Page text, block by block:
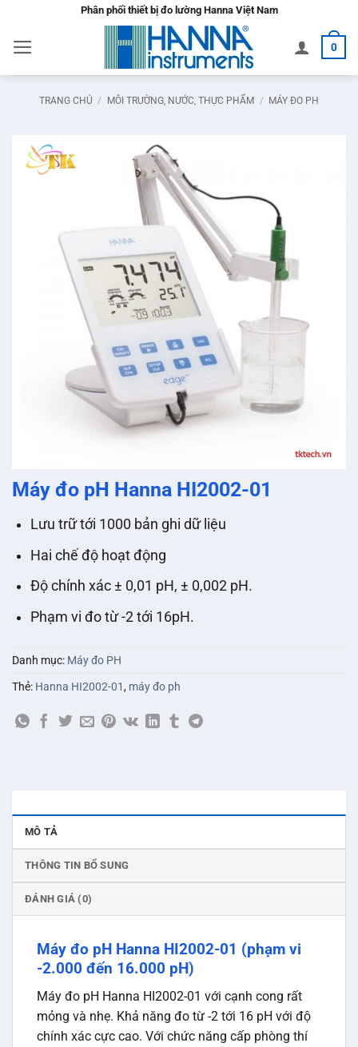
nội
dung
Phân phối thiết bị đo lường Hanna Việt Nam
0
TRANG CHỦ / MÔI TRƯỜNG, NƯỚC, THỰC PHẨM / MÁY ĐO PH
Máy đo pH Hanna HI2002-01
Lưu trữ tới 1000 bản ghi dữ liệu
Hai chế độ hoạt động
Độ chính xác ± 0,01 pH, ± 0,002 pH.
Phạm vi đo từ -2 tới 16pH.
Danh mục: Máy đo PH
Thẻ: Hanna HI2002-01, máy đo ph
MÔ TẢ
THÔNG TIN BỔ SUNG
ĐÁNH GIÁ (0)
Máy đo pH Hanna HI2002-01 (phạm vi
-2.000 đến 16.000 pH)
Máy đo pH Hanna HI2002-01 với cạnh cong rất
mỏng và nhẹ. Khả năng đo từ -2 tới 16 pH với độ
chính xác cực cao. Với chức năng cấp phòng thí